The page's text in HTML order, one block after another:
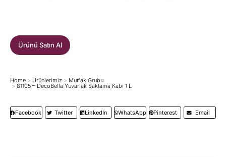
Ürünü Satın Al
You are here:
Home Ürünlerimiz Mutfak Grubu
81105 – DecoBella Yuvarlak Saklama Kabı 1 L
Facebook Twitter LinkedIn WhatsApp Pinterest Email